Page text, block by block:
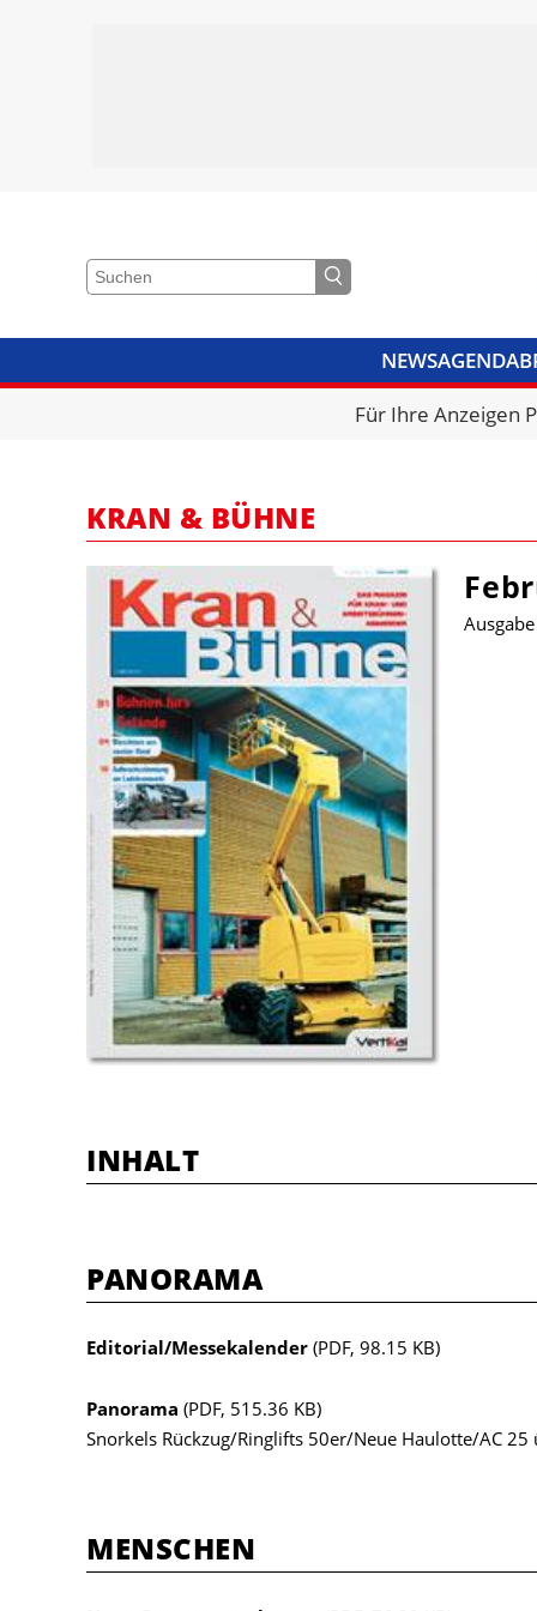
NEWSAGENDA
VIDEOSBIBLIOTHEK
Für Ihre Anzeigen
KRAN & BÜHNE
INHALT
PANORAMA
Editorial/Messekalender (PDF, 98.15 KB)
Panorama (PDF, 515.36 KB)
Snorkels Rückzug/Ringlifts 50er/Neue Haulotte/AC
MENSCHEN